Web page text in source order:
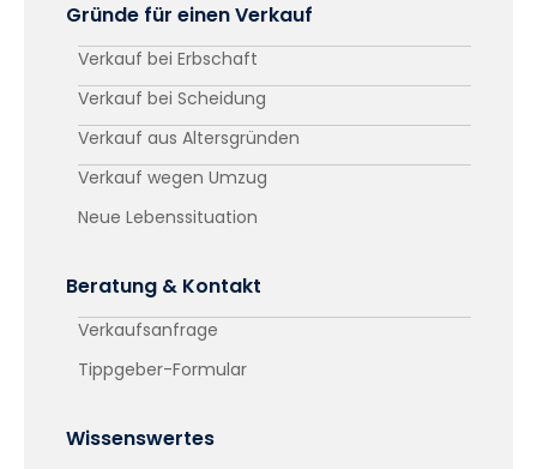
Gründe für einen Verkauf
Verkauf bei Erbschaft
Verkauf bei Scheidung
Verkauf aus Altersgründen
Verkauf wegen Umzug
Neue Lebenssituation
Beratung & Kontakt
Verkaufsanfrage
Tippgeber-Formular
Wissenswertes